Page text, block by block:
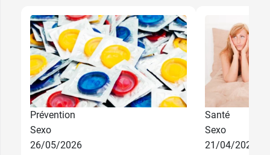
Prévention
Sexo
26/05/2026
Santé
Sexo
21/04/2026